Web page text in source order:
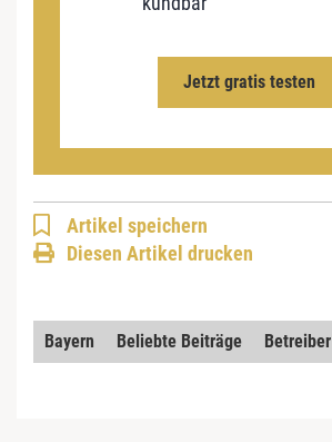
Jetzt gratis testen
Artikel speichern
Diesen Artikel drucken
Bayern Beliebte Beiträge Betreiber